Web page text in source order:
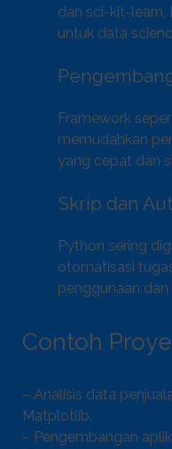
dan sci-kit-learn,
untuk data
Framework
memudahkan
yang cepat dan
Skrip dan
Python sering
otomatisasi
penggunaan
Contoh
– Analisis data
Matplotlib.
– Pengembangan